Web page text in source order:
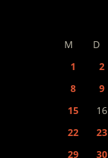
M D
1
2
8
9
15
16
22
23
29
30